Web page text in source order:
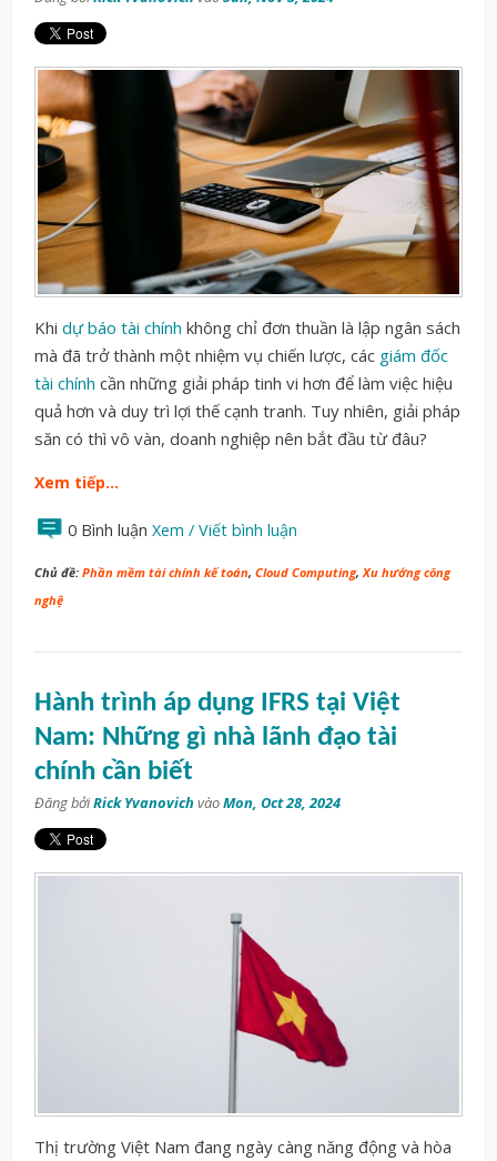
Khi dự báo tài chính không chỉ đơn thuần là lập ngân sách
mà đã trở thành một nhiệm vụ chiến lược, các giám đốc
tài chính cần những giải pháp tinh vi hơn để làm việc hiệu
quả hơn và duy trì lợi thế cạnh tranh. Tuy nhiên, giải pháp
săn có thì vô vàn, doanh nghiệp nên bắt đầu từ đâu?
Xem tiếp…
0 Bình luận Xem / Viết bình luận
Chủ đề: Phần mềm tài chính kế toán, Cloud Computing, Xu hướng công
nghệ
Hành trình áp dụng IFRS tại Việt
Nam: Những gì nhà lãnh đạo tài
chính cần biết
Đăng bởiRick Yvanovich vàoMon, Oct 28, 2024
Thị trường Việt Nam đang ngày càng năng động và hòa